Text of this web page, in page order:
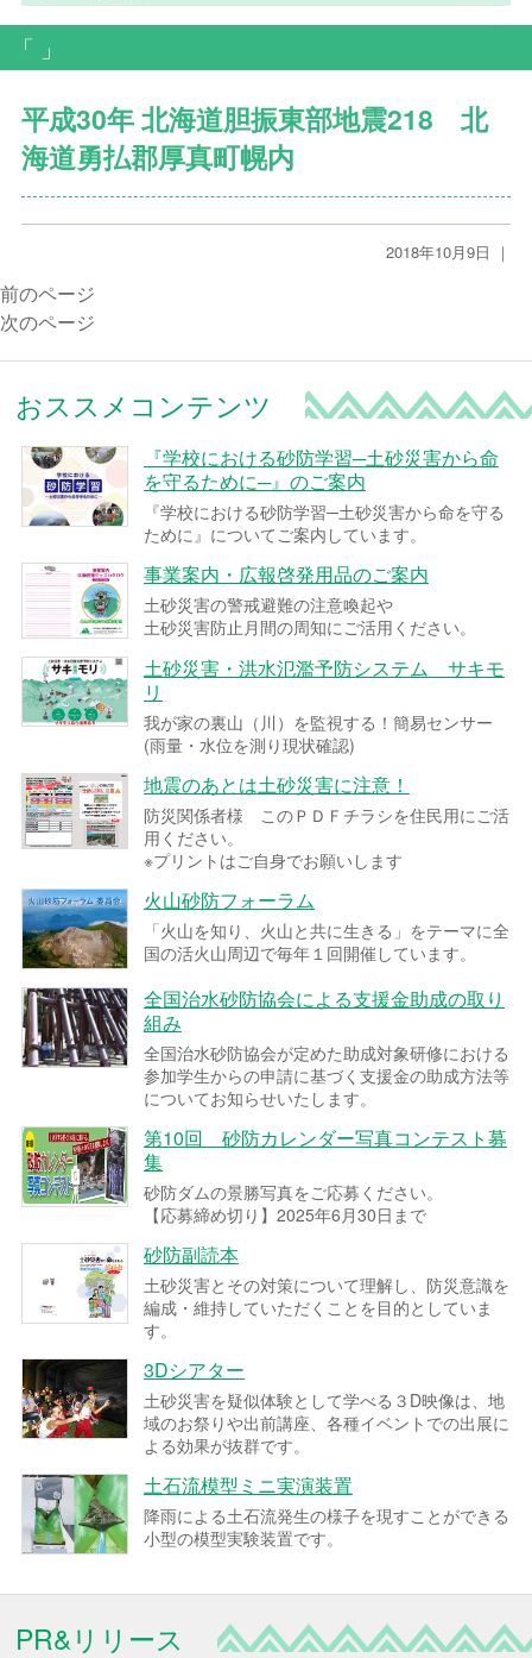
「 」
平成30年 北海道胆振東部地震218 北
海道勇払郡厚真町幌内
2018年10月9日 ｜
前のページ
次のページ
おススメコンテンツ
『学校における砂防学習─土砂災害から命
を守るために─』のご案内
『学校における砂防学習─土砂災害から命を守る
ために』についてご案内しています。
事業案内・広報啓発用品のご案内
土砂災害の警戒避難の注意喚起や
土砂災害防止月間の周知にご活用ください。
土砂災害・洪水氾濫予防システム サキモ
リ
我が家の裏山（川）を監視する！簡易センサー
(雨量・水位を測り現状確認)
地震のあとは土砂災害に注意！
防災関係者様 このＰＤＦチラシを住民用にご活
用ください。
※プリントはご自身でお願いします
火山砂防フォーラム
「火山を知り、火山と共に生きる」をテーマに全
国の活火山周辺で毎年１回開催しています。
全国治水砂防協会による支援金助成の取り
組み
全国治水砂防協会が定めた助成対象研修における
参加学生からの申請に基づく支援金の助成方法等
についてお知らせいたします。
第10回 砂防カレンダー写真コンテスト募
集
砂防ダムの景勝写真をご応募ください。
【応募締め切り】2025年6月30日まで
砂防副読本
土砂災害とその対策について理解し、防災意識を
編成・維持していただくことを目的としていま
す。
3Dシアター
土砂災害を疑似体験として学べる３D映像は、地
域のお祭りや出前講座、各種イベントでの出展に
よる効果が抜群です。
土石流模型ミニ実演装置
降雨による土石流発生の様子を現すことができる
小型の模型実験装置です。
PR&リリース